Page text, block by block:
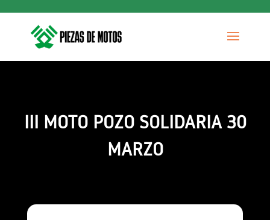
III MOTO POZO SOLIDARIA 30
MARZO